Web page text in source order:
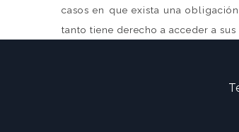
casos en que exista una
tanto tiene derecho a acceder a